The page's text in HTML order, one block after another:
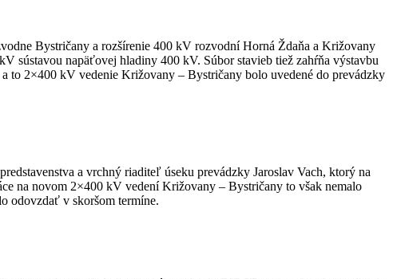
Bystričany a rozšírenie 400 kV rozvodní Horná Ždaňa a Križovany
sústavou napäťovej hladiny 400 kV. Súbor stavieb tiež zahŕňa výstavbu
to 2×400 kV vedenie Križovany – Bystričany bolo uvedené do prevádzky
a vrchný riaditeľ úseku prevádzky Jaroslav Vach, ktorý na
na novom 2×400 kV vedení Križovany – Bystričany to však nemalo
odovzdať v skoršom termíne.